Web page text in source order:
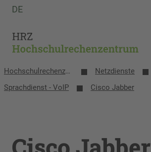
DE
Hochschulrechenzentrum
Netzdienste
Sprachdienst - VoIP
Cisco Jabber